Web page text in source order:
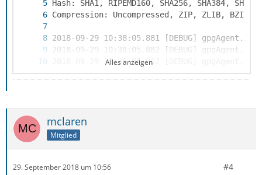
Alles anzeigen
mclaren
Mitglied
29. September 2018 um 10:56 #4